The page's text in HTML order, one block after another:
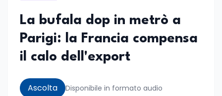
La bufala dop in metrò a
Parigi: la Francia compensa
il calo dell'export
Ascolta Disponibile in formato audio